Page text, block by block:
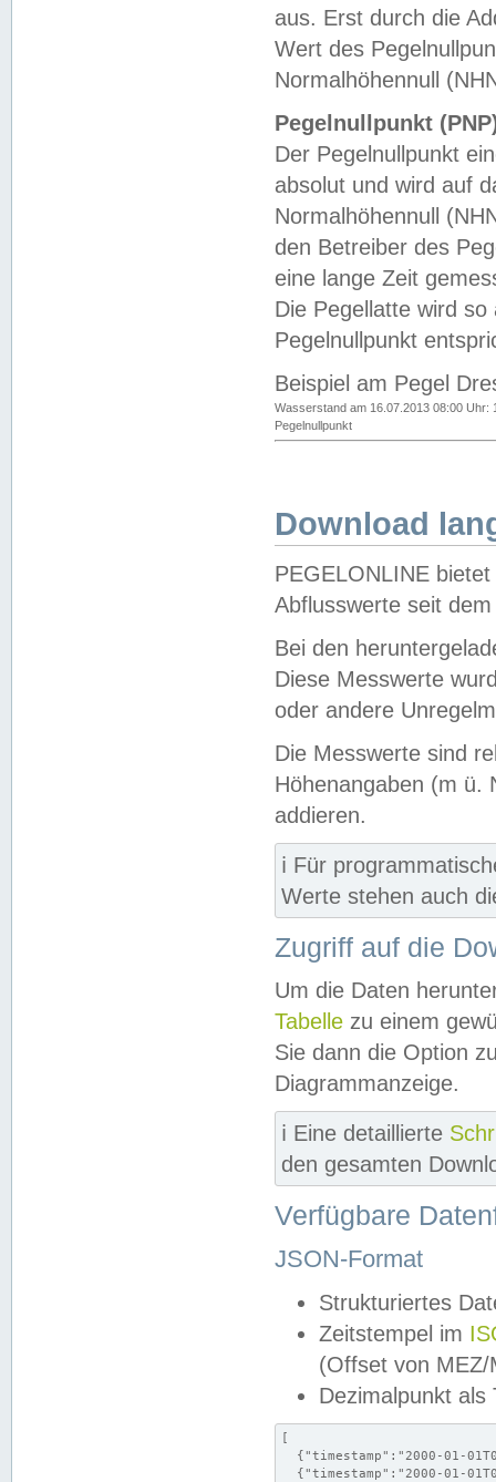
aus. Erst durch die
Wert des
Normalhöhennull
Pegelnullpunkt
Der Pegelnullpunkt
absolut und wird auf
Normalhöhennull
den Betreiber des
eine lange Zeit
Die Pegellatte wird
Pegelnullpunkt
Beispiel am Pegel
Wasserstand am 16.07.2013 08:00 Uhr:
Pegelnullpunkt
Download
PEGELONLINE
Abflusswerte seit
Bei den
Diese Messwerte
oder andere
Die Messwerte sind
Höhenangaben (m ü.
addieren.
ℹ️ Für
Werte stehen auch
Zugriff auf die
Um die Daten
Tabelle zu einem
Sie dann die Option
Diagrammanzeige.
ℹ️ Eine detaillierte
den gesamten
Verfügbare
JSON-Format
Strukturiertes
Zeitstempel im
(Offset von MEZ/
Dezimalpunkt als
[
{"timestamp":"2000-01-
{"timestamp":"2000-01-